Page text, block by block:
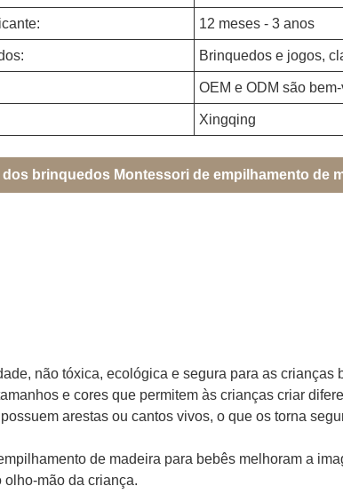
12 meses - 3 anos
Brinquedos e jogos,
OEM e ODM são
Xingqing
brinquedos Montessori de empilhamento de
não tóxica, ecológica e segura para as crianças
e cores que permitem às crianças criar
arestas ou cantos vivos, o que os torna
de madeira para bebês melhoram a
olho-mão da criança.